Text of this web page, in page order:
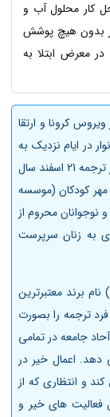
کار محلول آب و
بدون هیچ پوشش
معرض ابتلا به
کرونا و ارتقا
در ایام نزدیک به
سال نو، در نظر دارد تمامی عواید و سودهای حاصل از ترجمه 21 اسفند سال
خانه مهر کودکان (موسسه
نوجوانان محروم از
به زنان سرپرست
برند معتبرترین
ترجمه را بصورت
جامعه در تمامی
ارائه می دهد. اعمال خیر در
و انتظاری که از
فعالیت های خیر و